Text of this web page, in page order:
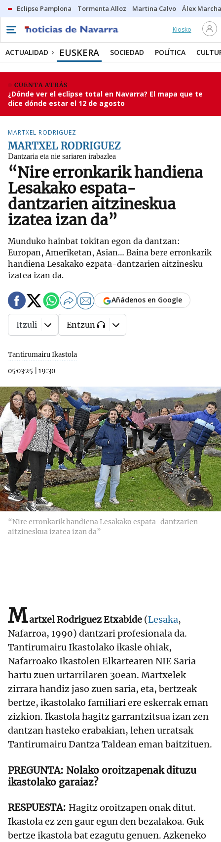
Eclipse Pamplona Tormenta Alloz Martina Calvo Álex
Kiosko
ACTUALIDAD EUSKERA SOCIEDAD POLÍTICA
CUENTA ATRÁS
¿Dónde ver el eclipse total en Navarra? El mapa que te
dice dónde estar el 12 de agosto
MARTXEL RODRIGUEZ
MARTXEL RODRIGUEZ
Dantzaria eta nie sariaren irabazlea
“Nire erronkarik handiena
Lesakako espata-
dantzarien aitzineskua
izatea izan da”
Munduko hainbat tokitan egon da dantzan:
Europan, Ameriketan, Asian… Baina bere erronkarik
handiena Lesakako ezpata-dantzarien aitzinesku
izatea izan da.
Tantirumairu Ikastola
05·03·25
19:30
Añádenos en Google
Itzuli Entzun
“Nire erronkarik handiena Lesakako espata-dantzarien
aitzineskua izatea izan da”
Martxel Rodriguez Etxabide (Lesaka,
Nafarroa, 1990) dantzari profesionala da.
Tantirumairu Ikastolako ikasle ohiak,
Nafarroako Ikastolen Elkartearen NIE Saria
hartu zuen urtarrilaren 30ean. Martxelek
zirrara handiz jaso zuen saria, eta, bertzeak
bertze, ikastolako familiari ere eskerrak eman
zizkion. Ikastola hagitz garrantzitsua izan zen
dantzan hasteko erabakian, lehen urratsak
Tantirumairu Dantza Taldean eman baitzituen.
Nolako oroitzapenak dituzu
ikastolako garaiaz?
Hagitz oroitzapen onak ditut.
Ikastola ez zen gaur egun den bezalakoa. Guk
bertze ikastola bat ezagutu genuen. Azkeneko